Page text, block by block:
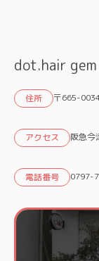
dot.hair
住所 〒665-
アクセス 阪急今
電話番号 0797-